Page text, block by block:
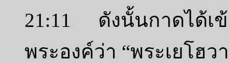
21:11 ดังนั้นกาดได้เ
พระองค์ว่า “พระเยโฮว